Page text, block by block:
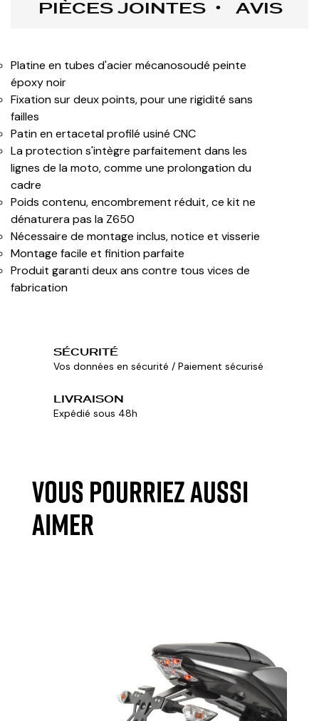
PIÈCES JOINTES AVIS
Platine en tubes d'acier mécanosoudé peinte
époxy noir
Fixation sur deux points, pour une rigidité sans
failles
Patin en ertacetal profilé usiné CNC
La protection s'intègre parfaitement dans les
lignes de la moto, comme une prolongation du
cadre
Poids contenu, encombrement réduit, ce kit ne
dénaturera pas la Z650
Nécessaire de montage inclus, notice et visserie
Montage facile et finition parfaite
Produit garanti deux ans contre tous vices de
fabrication
SÉCURITÉ
Vos données en sécurité / Paiement sécurisé
LIVRAISON
Expédié sous 48h
VOUS POURRIEZ AUSSI
AIMER